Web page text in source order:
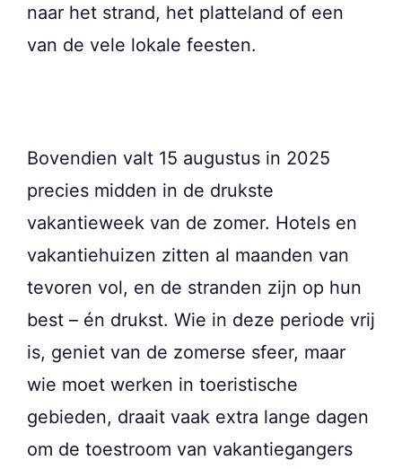
naar het strand, het platteland of een
van de vele lokale feesten.
Bovendien valt 15 augustus in 2025
precies midden in de drukste
vakantieweek van de zomer. Hotels en
vakantiehuizen zitten al maanden van
tevoren vol, en de stranden zijn op hun
best – én drukst. Wie in deze periode vrij
is, geniet van de zomerse sfeer, maar
wie moet werken in toeristische
gebieden, draait vaak extra lange dagen
om de toestroom van vakantiegangers